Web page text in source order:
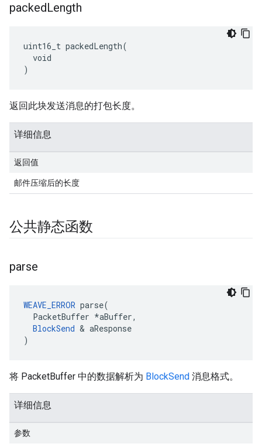
packedLength
uint16_t packedLength(
  void
)
返回此块发送消息的打包长度。
详细信息
返回值
邮件压缩后的长度
公共静态函数
parse
WEAVE_ERROR parse(
  PacketBuffer *aBuffer,
BlockSend & aResponse
)
将 PacketBuffer 中的数据解析为 BlockSend 消息格式。
详细信息
参数